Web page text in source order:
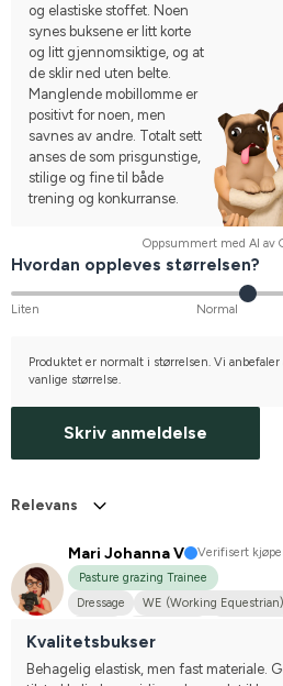
og elastiske stoffet. Noen
synes buksene er litt korte
og litt gjennomsiktige, og at
de sklir ned uten belte.
Manglende mobillomme er
positivt for noen, men
savnes av andre. Totalt sett
anses de som prisgunstige,
stilige og fine til både
trening og konkurranse.
Oppsummert med AI av
Hvordan oppleves størrelsen?
Liten Normal
Produktet er normalt i størrelsen. Vi
vanlige størrelse.
Skriv anmeldelse
Relevans
Mari Johanna V
Verifisert
Pasture grazing Trainee
Dressage
WE (Working Equestrian)
Kvalitetsbukser
Behagelig elastisk, men fast materiale.